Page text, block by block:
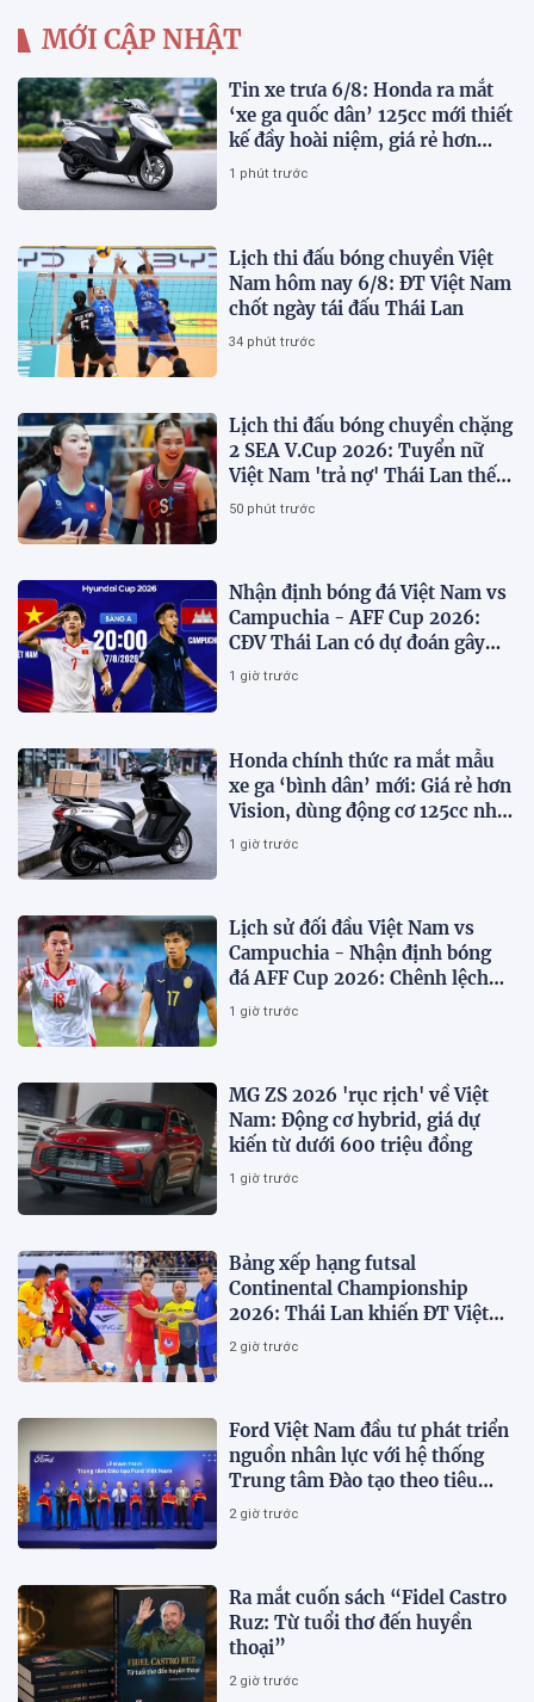
MỚI CẬP NHẬT
Tin xe trưa 6/8: Honda ra mắt
‘xe ga quốc dân’ 125cc mới thiết
kế đầy hoài niệm, giá rẻ hơn
Vision và SH Mode
1 phút trước
Lịch thi đấu bóng chuyền Việt
Nam hôm nay 6/8: ĐT Việt Nam
chốt ngày tái đấu Thái Lan
34 phút trước
Lịch thi đấu bóng chuyền chặng
2 SEA V.Cup 2026: Tuyển nữ
Việt Nam 'trả nợ' Thái Lan thế
nào?
50 phút trước
Nhận định bóng đá Việt Nam vs
Campuchia - AFF Cup 2026:
CĐV Thái Lan có dự đoán gây
sốt
1 giờ trước
Honda chính thức ra mắt mẫu
xe ga ‘bình dân’ mới: Giá rẻ hơn
Vision, dùng động cơ 125cc như
SH Mode
1 giờ trước
Lịch sử đối đầu Việt Nam vs
Campuchia - Nhận định bóng
đá AFF Cup 2026: Chênh lệch
đẳng cấp
1 giờ trước
MG ZS 2026 'rục rịch' về Việt
Nam: Động cơ hybrid, giá dự
kiến từ dưới 600 triệu đồng
1 giờ trước
Bảng xếp hạng futsal
Continental Championship
2026: Thái Lan khiến ĐT Việt
Nam 'vỡ mộng' vô địch
2 giờ trước
Ford Việt Nam đầu tư phát triển
nguồn nhân lực với hệ thống
Trung tâm Đào tạo theo tiêu
chuẩn toàn cầu
2 giờ trước
Ra mắt cuốn sách “Fidel Castro
Ruz: Từ tuổi thơ đến huyền
thoại”
2 giờ trước